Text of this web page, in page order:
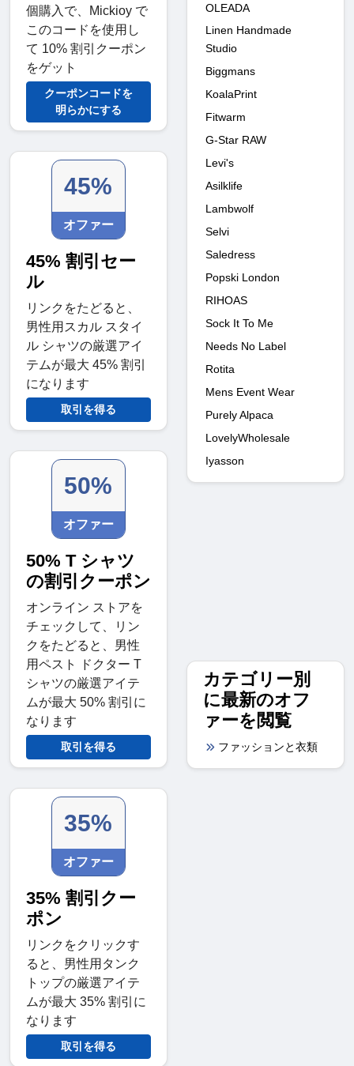
個購入で、Mickioy で
このコードを使用し
て 10% 割引クーポン
をゲット
クーポンコードを
明らかにする
45%
オファー
45% 割引セー
ル
リンクをたどると、
男性用スカル スタイ
ル シャツの厳選アイ
テムが最大 45% 割引
になります
取引を得る
50%
オファー
50% T シャツ
の割引クーポン
オンライン ストアを
チェックして、リン
クをたどると、男性
用ペスト ドクター T
シャツの厳選アイテ
ムが最大 50% 割引に
なります
取引を得る
35%
オファー
35% 割引クー
ポン
リンクをクリックす
ると、男性用タンク
トップの厳選アイテ
ムが最大 35% 割引に
なります
取引を得る
OLEADA
Linen Handmade
Studio
Biggmans
KoalaPrint
Fitwarm
G-Star RAW
Levi's
Asilklife
Lambwolf
Selvi
Saledress
Popski London
RIHOAS
Sock It To Me
Needs No Label
Rotita
Mens Event Wear
Purely Alpaca
LovelyWholesale
Iyasson
カテゴリー別
に最新のオフ
ァーを閲覧
ファッションと衣類